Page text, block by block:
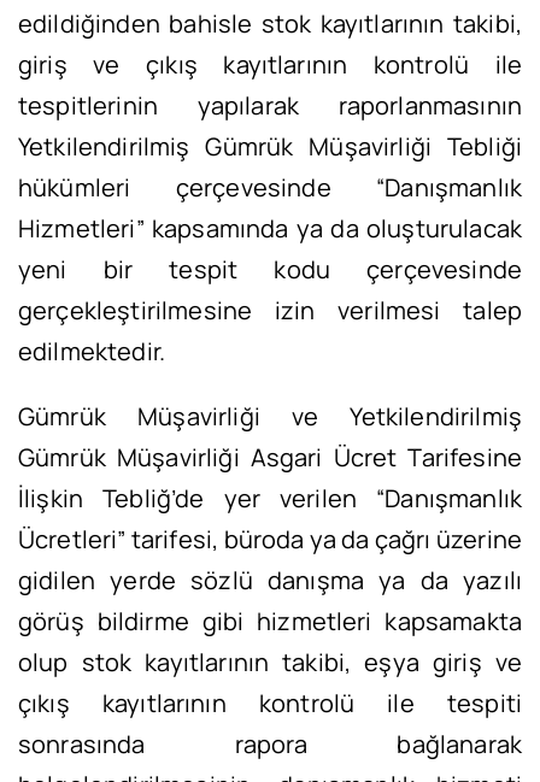
edildiğinden bahisle stok kayıtlarının takibi,
giriş ve çıkış kayıtlarının kontrolü ile
tespitlerinin yapılarak raporlanmasının
Yetkilendirilmiş Gümrük Müşavirliği Tebliği
hükümleri çerçevesinde “Danışmanlık
Hizmetleri” kapsamında ya da oluşturulacak
yeni bir tespit kodu çerçevesinde
gerçekleştirilmesine izin verilmesi talep
edilmektedir.
Gümrük Müşavirliği ve Yetkilendirilmiş
Gümrük Müşavirliği Asgari Ücret Tarifesine
İlişkin Tebliğ’de yer verilen “Danışmanlık
Ücretleri” tarifesi, büroda ya da çağrı üzerine
gidilen yerde sözlü danışma ya da yazılı
görüş bildirme gibi hizmetleri kapsamakta
olup stok kayıtlarının takibi, eşya giriş ve
çıkış kayıtlarının kontrolü ile tespiti
sonrasında rapora bağlanarak